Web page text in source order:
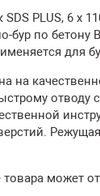
SDS PLUS, 6 х
по бетону
для
на
отводу
может